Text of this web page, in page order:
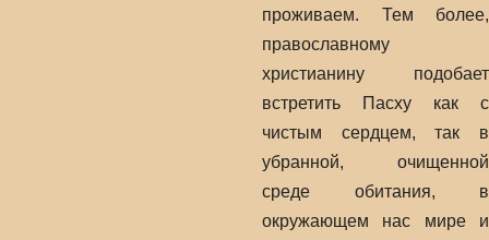
проживаем. Тем более,
православному
христианину подобает
встретить Пасху как с
чистым сердцем, так в
убранной, очищенной
среде обитания, в
окружающем нас мире и